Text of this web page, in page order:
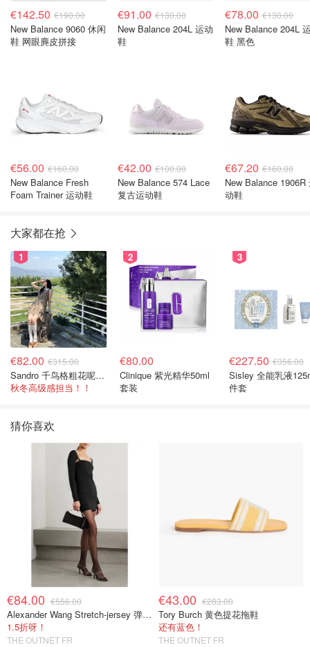
€142.50 €190.00
New Balance 9060 休闲
鞋 网眼麂皮拼接
€91.00 €130.00
New Balance 204L 运动
鞋
€78.00 €130.00
New Balance 204L 运动
鞋 黑色
€56.00 €160.00
New Balance Fresh
Foam Trainer 运动鞋
€42.00 €100.00
New Balance 574 Lace
复古运动鞋
€67.20 €160.00
New Balance 1906R
动鞋
大家都在抢
1
€82.00 €315.00
Sandro 千鸟格粗花呢连衣裙
秋冬高级感担当！！
2
€80.00
Clinique 紫光精华50ml
套装
3
€227.50 €356.00
Sisley 全能乳液
件套
猜你喜欢
€84.00 €556.00
Alexander Wang Stretch-jersey 弹力迷你连衣裙
1.5折呀！
THE OUTNET FR
€43.00 €283.00
Tory Burch 黄色提花拖鞋
还有蓝色！
THE OUTNET FR